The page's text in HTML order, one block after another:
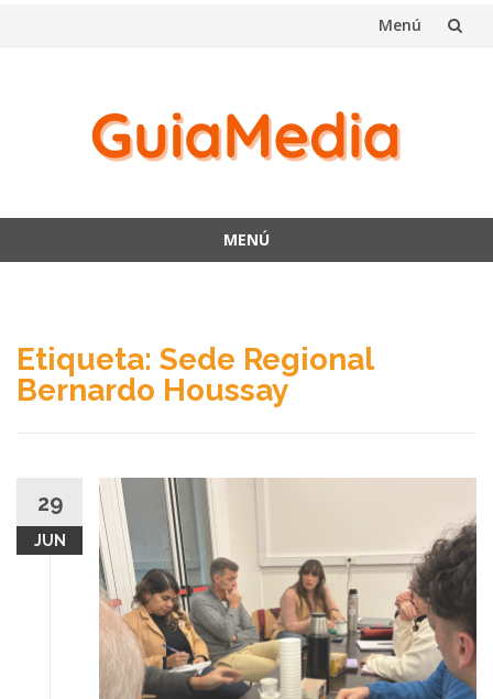
Menú
MENÚ
Etiqueta: Sede Regional
Bernardo Houssay
29
JUN